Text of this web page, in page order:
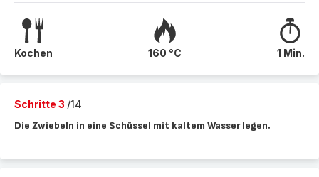
Kochen 160 °C 1 Min.
Schritte 3 /14
Die Zwiebeln in eine Schüssel mit kaltem Wasser legen.